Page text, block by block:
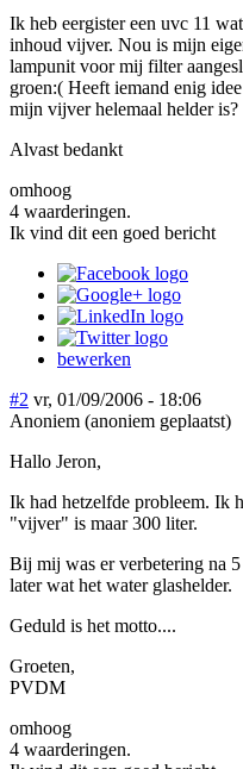
Ik heb eergister een uvc 11
inhoud vijver. Nou is mijn
lampunit voor mij filter
groen:( Heeft iemand enig
mijn vijver helemaal helder is?
Alvast bedankt
omhoog
4 waarderingen.
Ik vind dit een goed bericht
bewerken
#2 vr, 01/09/2006 - 18:06
Anoniem (anoniem geplaatst)
Hallo Jeron,
Ik had hetzelfde probleem. Ik
"vijver" is maar 300 liter.
Bij mij was er verbetering na
later wat het water glashelder.
Geduld is het motto....
Groeten,
PVDM
omhoog
4 waarderingen.